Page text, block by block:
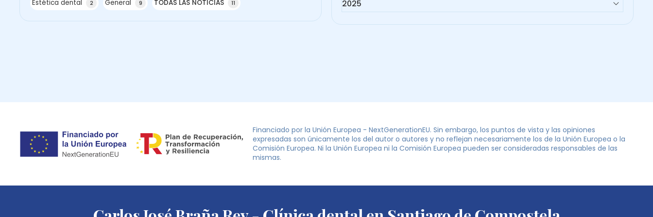
TODAS LAS NOTICIAS 11
Estética dental 2 General 9 2025
Financiado por la Unión Europea - NextGenerationEU. Sin embargo, los puntos de vista y las opiniones
expresadas son únicamente los del autor o autores y no reflejan necesariamente los de la Unión Europea o la
Comisión Europea. Ni la Unión Europea ni la Comisión Europea pueden ser consideradas responsables de las
mismas.